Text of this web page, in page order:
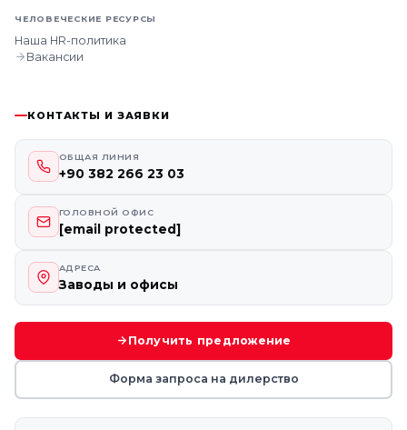
ЧЕЛОВЕЧЕСКИЕ РЕСУРСЫ
Наша HR-политика
Вакансии
КОНТАКТЫ И ЗАЯВКИ
ОБЩАЯ ЛИНИЯ
+90 382 266 23 03
ГОЛОВНОЙ ОФИС
[email protected]
АДРЕСА
Заводы и офисы
Получить предложение
Форма запроса на дилерство